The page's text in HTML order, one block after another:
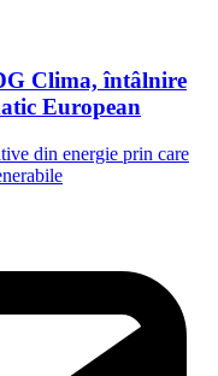
Clima, întâlnire
European
din energie prin care